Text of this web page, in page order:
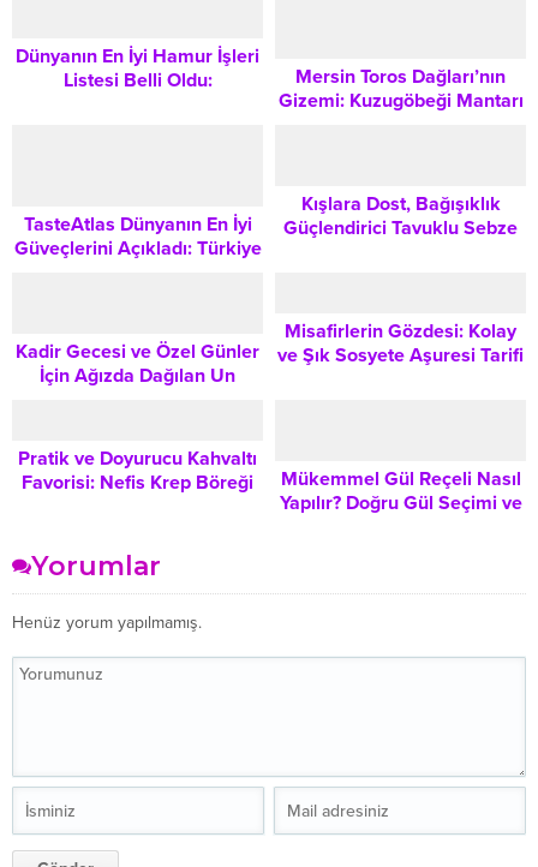
Dünyanın En İyi Hamur İşleri
Listesi Belli Oldu:
Mersin Toros Dağları’nın
Gizemi: Kuzugöbeği Mantarı
TasteAtlas Dünyanın En İyi
Güveçlerini Açıkladı: Türkiye
Kışlara Dost, Bağışıklık
Güçlendirici Tavuklu Sebze
Kadir Gecesi ve Özel Günler
İçin Ağızda Dağılan Un
Misafirlerin Gözdesi: Kolay
ve Şık Sosyete Aşuresi Tarifi
Pratik ve Doyurucu Kahvaltı
Favorisi: Nefis Krep Böreği
Mükemmel Gül Reçeli Nasıl
Yapılır? Doğru Gül Seçimi ve
Yorumlar
Henüz yorum yapılmamış.